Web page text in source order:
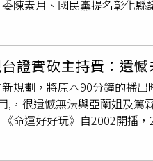
中”，意在讀書的孩子吃了
豎雞蛋，若能在正午時將雞
氣的地方。）立蛋，若不知
立蛋，可讓下半年業績愈
人端午節正午之時在客廳
168元或268元加「午時水
室的「財位」（大門斜對角
硬幣總金額168元或268元加
家或辦公室的「財位」（大
厄、意外、血光、官訟，
必須動工、裝修，則要拜
盤制化，葫蘆必須要有瓶蓋
用碗盛「午時水」，取一
陰煞之氣，穩定磁場，抗瘟
（榕樹、艾草…）樹葉沾
樓，最後灑淨至門口，如同
」當天中午11點至13點沾
陳素月、國民黨提名彰化縣
定脫黨參選，為年底選情增
多年輕人被迫北漂工作。
噸的海水淡化廠，徹底解決
半導體及AI產業的重要基
此他提出老人健保補助、長
生到老年都能安心生活的環
選情分析，邱建富坦言，自
對決，約需32萬票才能當選
證實砍主持費：遺憾
規劃，將原本90分鐘的播
，很遺憾無法與亞蘭姐及篤
命運好好玩》自2002開播
2022年加入成為主持人之一
目重新規劃，台內另一節